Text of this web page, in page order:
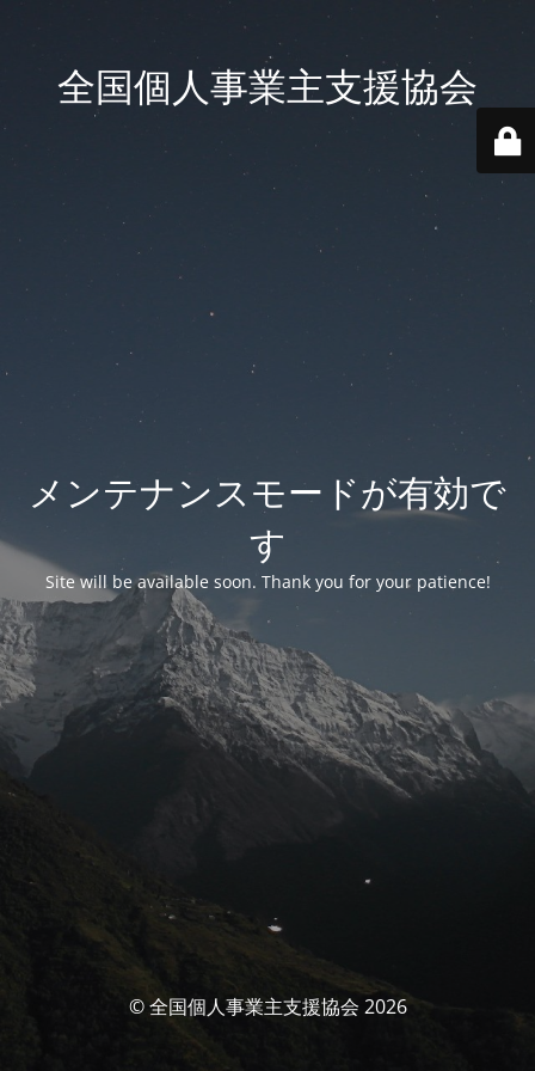
全国個人事業主支援協会
メンテナンスモードが有効で
す
Site will be available soon. Thank you for your patience!
© 全国個人事業主支援協会 2026